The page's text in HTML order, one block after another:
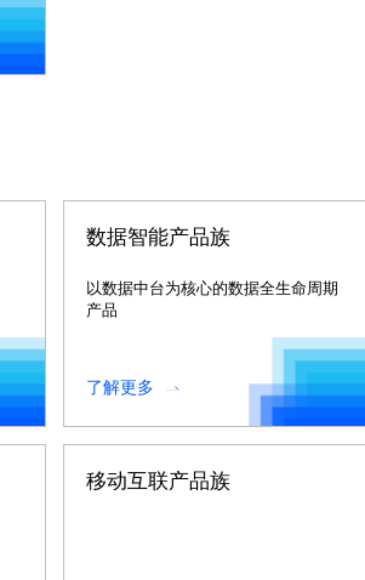
数据智能产品族
以数据中台为核心的数据全生命周期
产品
了解更多
移动互联产品族